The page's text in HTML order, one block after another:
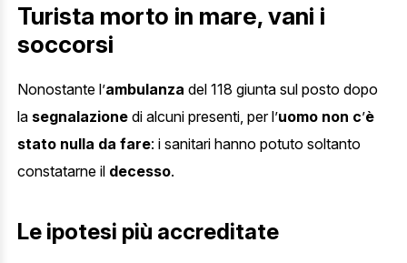
Turista morto in mare, vani i
soccorsi
Nonostante l’ambulanza del 118 giunta sul posto dopo
la segnalazione di alcuni presenti, per l’uomo non c’è
stato nulla da fare: i sanitari hanno potuto soltanto
constatarne il decesso.
Le ipotesi più accreditate